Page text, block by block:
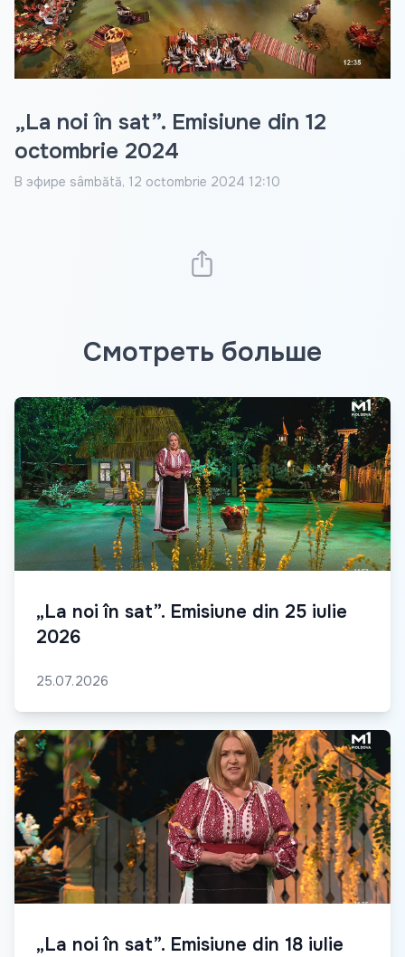
Video
„La noi în sat”. Emisiune din 12
octombrie 2024
В эфире sâmbătă, 12 octombrie 2024 12:10
Смотреть больше
„La noi în sat”. Emisiune din 25 iulie
2026
25.07.2026
„La noi în sat”. Emisiune din 18 iulie